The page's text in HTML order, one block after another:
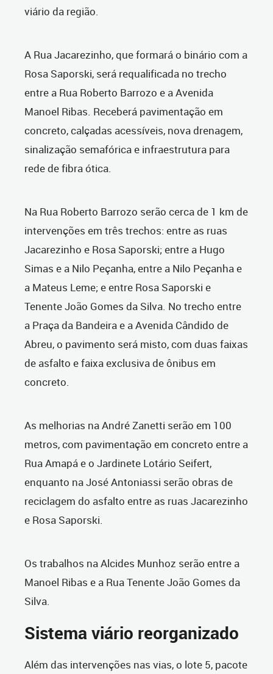
viário da região.
A Rua Jacarezinho, que formará o binário com a
Rosa Saporski, será requalificada no trecho
entre a Rua Roberto Barrozo e a Avenida
Manoel Ribas. Receberá pavimentação em
concreto, calçadas acessíveis, nova drenagem,
sinalização semafórica e infraestrutura para
rede de fibra ótica.
Na Rua Roberto Barrozo serão cerca de 1 km de
intervenções em três trechos: entre as ruas
Jacarezinho e Rosa Saporski; entre a Hugo
Simas e a Nilo Peçanha, entre a Nilo Peçanha e
a Mateus Leme; e entre Rosa Saporski e
Tenente João Gomes da Silva. No trecho entre
a Praça da Bandeira e a Avenida Cândido de
Abreu, o pavimento será misto, com duas faixas
de asfalto e faixa exclusiva de ônibus em
concreto.
As melhorias na André Zanetti serão em 100
metros, com pavimentação em concreto entre a
Rua Amapá e o Jardinete Lotário Seifert,
enquanto na José Antoniassi serão obras de
reciclagem do asfalto entre as ruas Jacarezinho
e Rosa Saporski.
Os trabalhos na Alcides Munhoz serão entre a
Manoel Ribas e a Rua Tenente João Gomes da
Silva.
Sistema viário reorganizado
Além das intervenções nas vias, o lote 5, pacote